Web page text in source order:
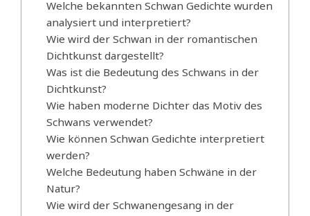
Welche bekannten Schwan Gedichte wurden
analysiert und interpretiert?
Wie wird der Schwan in der romantischen
Dichtkunst dargestellt?
Was ist die Bedeutung des Schwans in der
Dichtkunst?
Wie haben moderne Dichter das Motiv des
Schwans verwendet?
Wie können Schwan Gedichte interpretiert
werden?
Welche Bedeutung haben Schwäne in der
Natur?
Wie wird der Schwanengesang in der